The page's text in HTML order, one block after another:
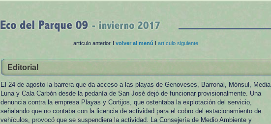
artículo anterior I volver al menú I artículo siguiente
Editorial
El 24 de agosto la barrera que da acceso a las playas de Genoveses, Barronal, Mónsul, Media
Luna y Cala Carbón desde la pedanía de San José dejó de funcionar provisionalmente. Una
denuncia contra la empresa Playas y Cortijos, que ostentaba la explotación del servicio,
señalando que no contaba con la licencia de actividad para el cobro del estacionamiento de
vehículos, provocó que se suspendiera la actividad. La Consejería de Medio Ambiente y